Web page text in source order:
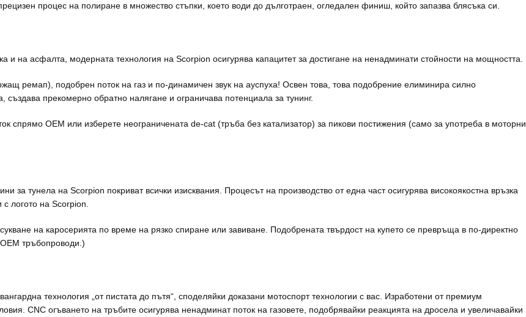
процес на полиране в множество стъпки, което води до дълготраен, огледален финиш, който запазва блясъка си.
и на асфалта, модерната технология на Scorpion осигурява капацитет за достигане на ненадминати стойности на мощността.
ремап), подобрен поток на газ и по-динамичен звук на ауспуха! Освен това, това подобрение елиминира силно
прекомерно обратно налягане и ограничава потенциала за тунинг.
спрямо OEM или изберете неограничената de-cat (тръба без катализатор) за пикови постижения (само за употреба в моторни
за тунела на Scorpion покриват всички изисквания. Процесът на производство от една част осигурява високоякостна връзка
логото на Scorpion.
на каросерията по време на рязко спиране или завиване. Подобрената твърдост на купето се превръща в по-директно
тръбопроводи.)
технология „от пистата до пътя“, споделяйки доказани мотоспорт технологии с вас. Изработени от премиум
CNC огъването на тръбите осигурява ненадминат поток на газовете, подобрявайки реакцията на дросела и увеличавайки